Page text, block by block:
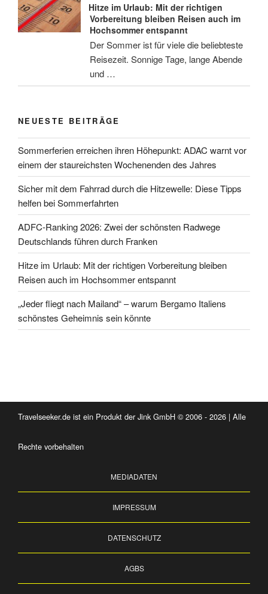
Hitze im Urlaub: Mit der richtigen
Vorbereitung bleiben Reisen auch im
Hochsommer entspannt
Der Sommer ist für viele die beliebteste
Reisezeit. Sonnige Tage, lange Abende
und …
NEUESTE BEITRÄGE
Sommerferien erreichen ihren Höhepunkt: ADAC warnt vor
einem der staureichsten Wochenenden des Jahres
Sicher mit dem Fahrrad durch die Hitzewelle: Diese Tipps
helfen bei Sommerfahrten
ADFC-Ranking 2026: Zwei der schönsten Radwege
Deutschlands führen durch Franken
Hitze im Urlaub: Mit der richtigen Vorbereitung bleiben
Reisen auch im Hochsommer entspannt
„Jeder fliegt nach Mailand“ – warum Bergamo Italiens
schönstes Geheimnis sein könnte
Travelseeker.de ist ein Produkt der Jink GmbH © 2006 - 2026 | Alle
Rechte vorbehalten
MEDIADATEN
IMPRESSUM
DATENSCHUTZ
AGBS